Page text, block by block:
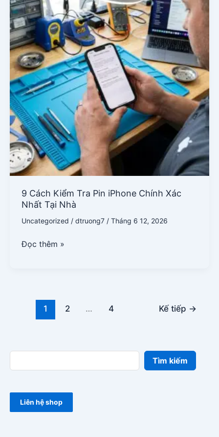
9 Cách Kiểm Tra Pin iPhone Chính Xác
Nhất Tại Nhà
Uncategorized / dtruong7 / Tháng 6 12, 2026
Kiểm
Tra
Pin
iPhone
Chính
Xác
Nhất
Tại
Nhà
Đọc thêm »
1 2 … 4 Kế tiếp →
Tìm kiếm
Liên hệ shop